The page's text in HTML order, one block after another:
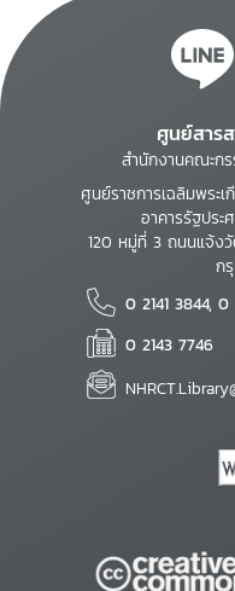
ศูนย์สาร
สำนักงานคณะก
ศูนย์ราชการเฉลิมพระ
อาคารรัฐปร
120 หมู่ที่ 3 ถนนแจ้ง
ก
0 2141 3844, 0
0 2143 7746